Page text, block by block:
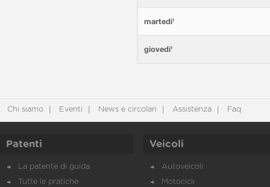
martedi'
giovedi'
Chi siamo Eventi News e circolari Assistenza Faq
Patenti
La patente di guida
Tutte le pratiche
Veicoli
Autoveicoli
Motocicli